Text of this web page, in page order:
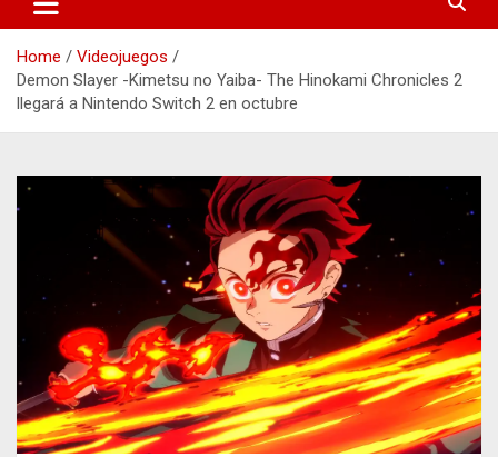
Home
Videojuegos
Demon Slayer -Kimetsu no Yaiba- The Hinokami Chronicles 2
llegará a Nintendo Switch 2 en octubre